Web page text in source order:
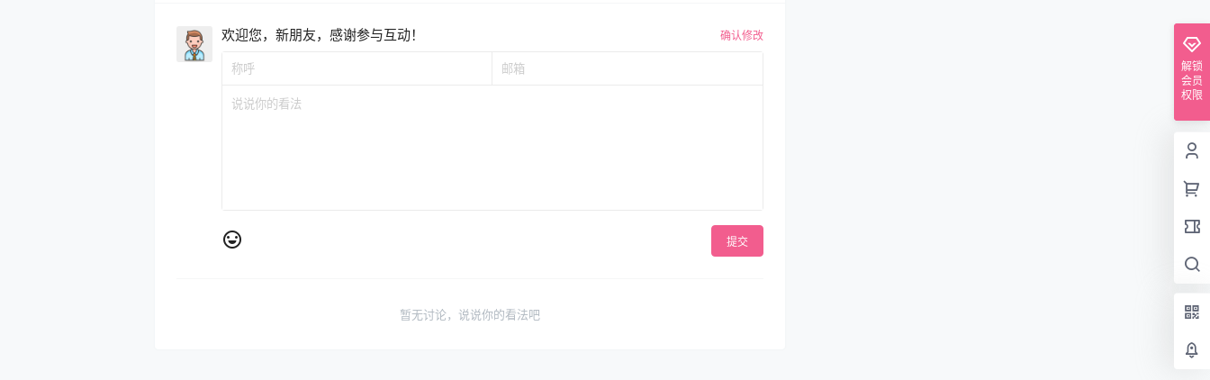
欢迎您，新朋友，感谢参与互动！ 确认修改
提交
暂无讨论，说说你的看法吧
解锁
会员
权限